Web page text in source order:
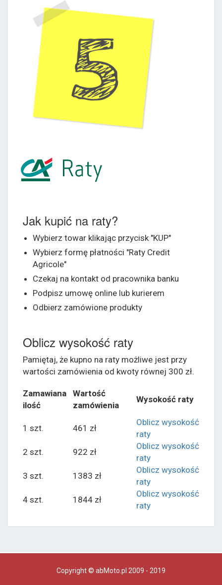
Jak kupić na raty?
Wybierz towar klikając przycisk "KUP"
Wybierz formę płatności "Raty Credit
Agricole"
Czekaj na kontakt od pracownika banku
Podpisz umowę online lub kurierem
Odbierz zamówione produkty
Oblicz wysokość raty
Pamiętaj, że kupno na raty możliwe jest przy
wartości zamówienia od kwoty równej 300 zł.
Zamawiana
ilość
Wartość
zamówienia
Wysokość raty
1 szt. 461 zł
Oblicz wysokość
raty
2 szt.
922 zł
Oblicz wysokość
raty
3 szt.
1383 zł
Oblicz wysokość
raty
4 szt.
1844 zł
Oblicz wysokość
raty
Copyright © abMoto.pl 2009 - 2019